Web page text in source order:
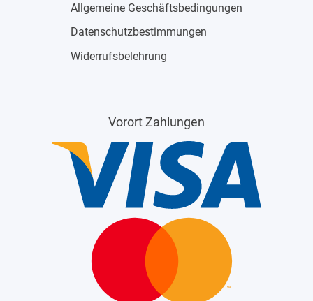
Allgemeine Geschäftsbedingungen
Datenschutzbestimmungen
Widerrufsbelehrung
Vorort Zahlungen